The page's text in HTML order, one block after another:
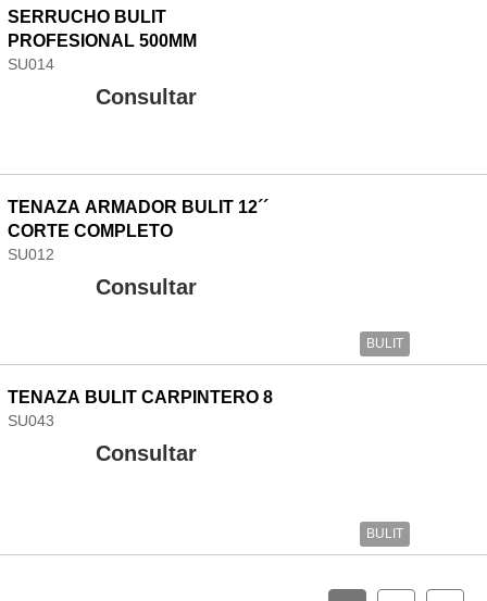
SERRUCHO BULIT
PROFESIONAL 500MM
SU014
Consultar
BULIT
TENAZA ARMADOR BULIT 12´´
CORTE COMPLETO
SU012
Consultar
BULIT
TENAZA BULIT CARPINTERO 8
SU043
Consultar